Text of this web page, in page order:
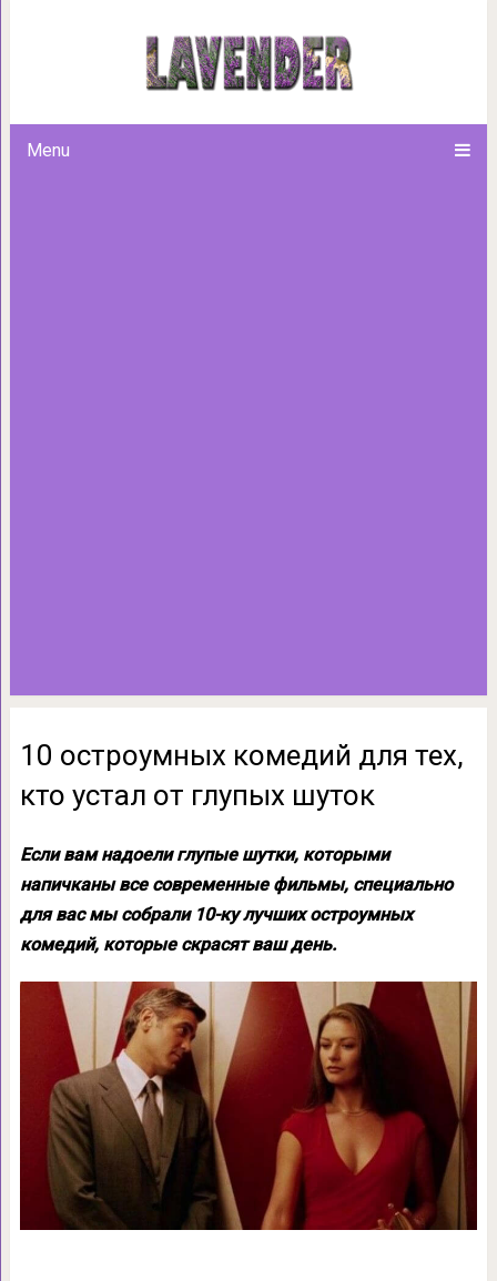
Menu
10 остроумных комедий для
10 остроумных комедий для тех,
кто устал от глупых шуток
Если вам надоели глупые шутки, которыми
напичканы все современные фильмы, специально
для вас мы собрали 10-ку лучших остроумных
комедий, которые скрасят ваш день.